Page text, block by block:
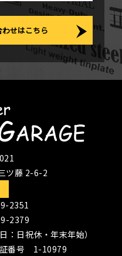
せはこちら
ツ藤 2-6-2
2351
2379
：日祝休・年末年始）
番号 1-10979